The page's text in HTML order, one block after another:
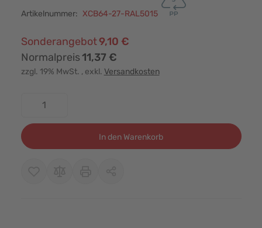
Artikelnummer: XCB64-27-RAL5015
Sonderangebot9,10 €
Normalpreis11,37 €
zzgl. 19% MwSt. , exkl. Versandkosten
In den Warenkorb